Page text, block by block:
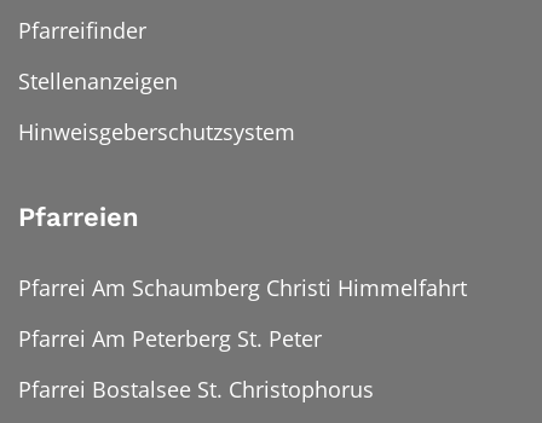
Pfarreifinder
Stellenanzeigen
Hinweisgeberschutzsystem
Pfarreien
Pfarrei Am Schaumberg Christi Himmelfahrt
Pfarrei Am Peterberg St. Peter
Pfarrei Bostalsee St. Christophorus